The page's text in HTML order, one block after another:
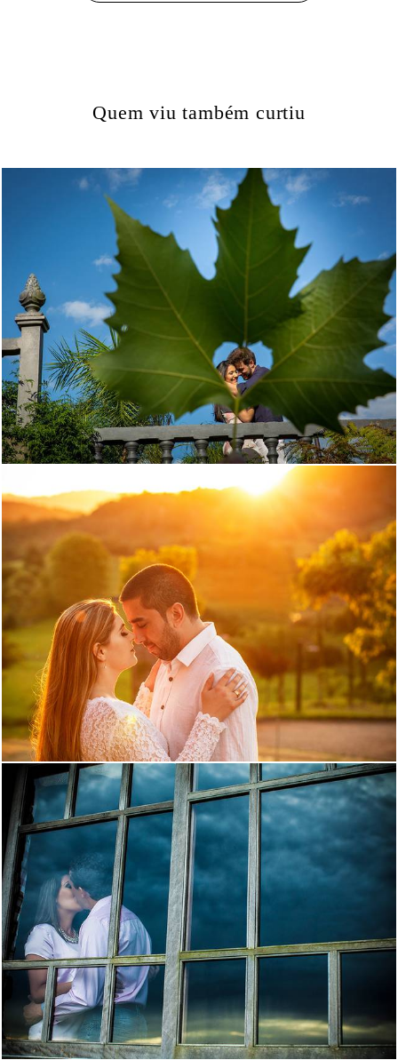
Quem viu também curtiu
1247 0
1700
1740 70